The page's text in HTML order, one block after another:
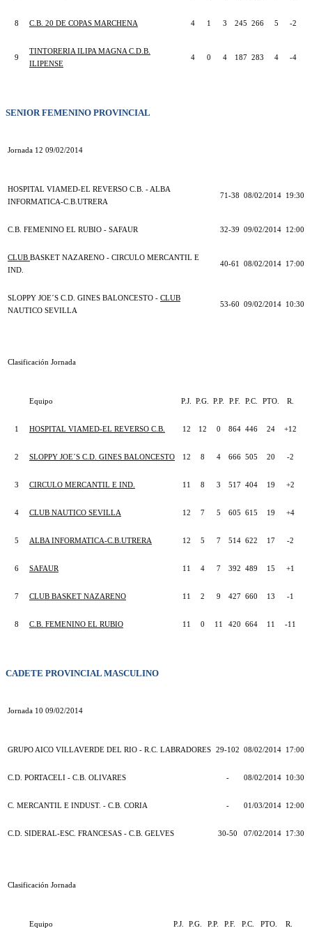
8 C.B. 20 DE COPAS MARCHENA 4 1 3 245 266 5 -2
9
TINTORERIA ILIPA MAGNA C.D.B.
ILIPENSE
4 0 4 187 283 4 -4
SENIOR FEMENINO PROVINCIAL
Jornada 12 09/02/2014
HOSPITAL VIAMED-EL REVERSO C.B. - ALBA
INFORMATICA-C.B.UTRERA
71-38 08/02/2014 19:30
C.B. FEMENINO EL RUBIO - SAFAUR 32-39 09/02/2014 12:00
CLUB BASKET NAZARENO - CIRCULO MERCANTIL E
IND.
40-61 08/02/2014 17:00
SLOPPY JOE´S C.D. GINES BALONCESTO - CLUB
NAUTICO SEVILLA
53-60 09/02/2014 10:30
Clasificación Jornada
Equipo P.J. P.G. P.P. P.F. P.C. PTO. R.
1 HOSPITAL VIAMED-EL REVERSO C.B. 12 12 0 864 446 24 +12
2 SLOPPY JOE´S C.D. GINES BALONCESTO 12 8 4 666 505 20 -2
3 CIRCULO MERCANTIL E IND. 11 8 3 517 404 19 +2
4 CLUB NAUTICO SEVILLA 12 7 5 605 615 19 +4
5 ALBA INFORMATICA-C.B.UTRERA 12 5 7 514 622 17 -2
6 SAFAUR 11 4 7 392 489 15 +1
7 CLUB BASKET NAZARENO 11 2 9 427 660 13 -1
8 C.B. FEMENINO EL RUBIO 11 0 11 420 664 11 -11
CADETE PROVINCIAL MASCULINO
Jornada 10 09/02/2014
GRUPO AICO VILLAVERDE DEL RIO - R.C. LABRADORES 29-102 08/02/2014 17:00
C.D. PORTACELI - C.B. OLIVARES - 08/02/2014 10:30
C. MERCANTIL E INDUST. - C.B. CORIA - 01/03/2014 12:00
C.D. SIDERAL-ESC. FRANCESAS - C.B. GELVES 30-50 07/02/2014 17:30
Clasificación Jornada
Equipo P.J. P.G. P.P. P.F. P.C. PTO. R.